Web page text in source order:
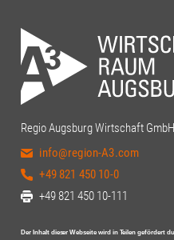
Regio Augsburg Wirtschaft
info@region-A3.com
+49 821 450 10-0
+49 821 450 10-111